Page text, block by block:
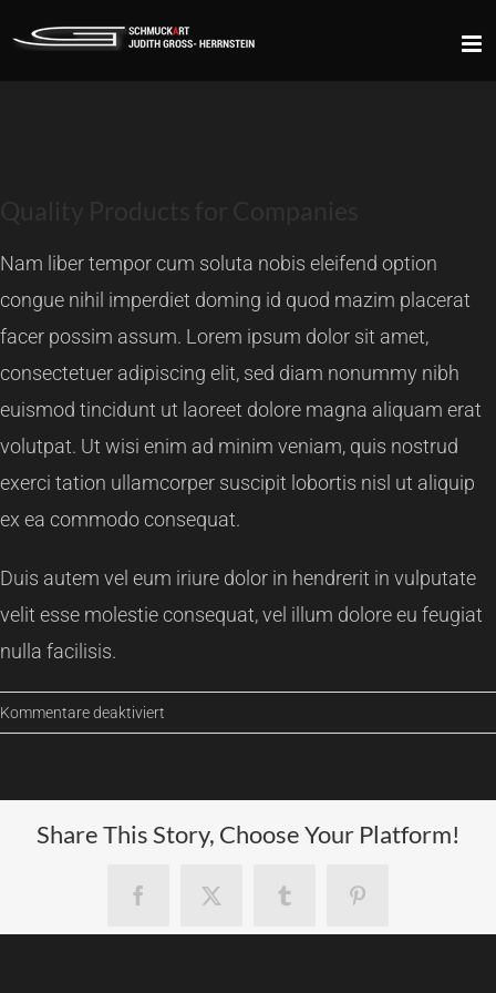
Inhalt
Nam liber tempor cum soluta nobis eleifend option
congue nihil imperdiet doming id quod mazim placerat
facer possim assum. Lorem ipsum dolor sit amet,
consectetuer adipiscing elit, sed diam nonummy nibh
euismod tincidunt ut laoreet dolore magna aliquam erat
volutpat. Ut wisi enim ad minim veniam, quis nostrud
exerci tation ullamcorper suscipit lobortis nisl ut aliquip
ex ea commodo consequat.
Duis autem vel eum iriure dolor in hendrerit in vulputate
velit esse molestie consequat, vel illum dolore eu feugiat
nulla facilisis.
Kommentare deaktiviert
Quality
for
Companies
Share This Story, Choose Your Platform!
FacebookX Tumblr Pinterest